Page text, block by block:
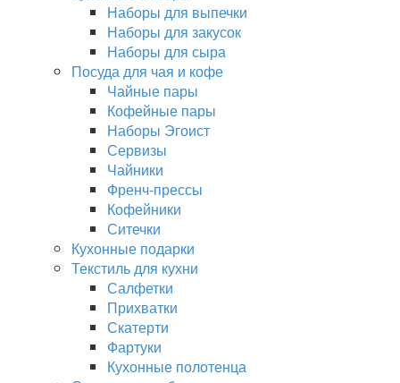
Наборы для выпечки
Наборы для закусок
Наборы для сыра
Посуда для чая и кофе
Чайные пары
Кофейные пары
Наборы Эгоист
Сервизы
Чайники
Френч-прессы
Кофейники
Ситечки
Кухонные подарки
Текстиль для кухни
Салфетки
Прихватки
Скатерти
Фартуки
Кухонные полотенца